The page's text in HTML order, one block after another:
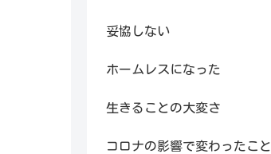
妥協しない
ホームレスになった
生きることの大変さ
コロナの影響で変わったこと